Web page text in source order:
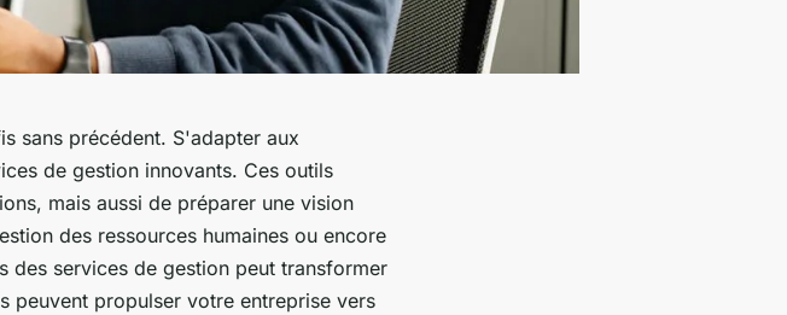
sans précédent. S'adapter aux
de gestion innovants. Ces outils
mais aussi de préparer une vision
des ressources humaines ou encore
des services de gestion peut transformer
peuvent propulser votre entreprise vers